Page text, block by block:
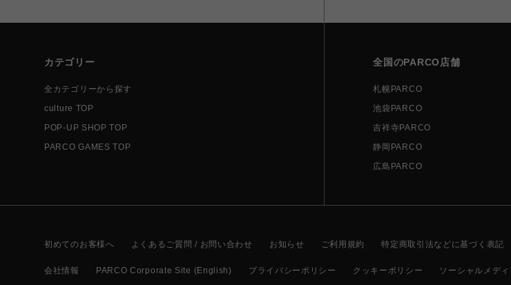
カテゴリー
全カテゴリーから探す
culture TOP
POP-UP SHOP TOP
PARCO GAMES TOP
全国のPARCO店舗
札幌PARCO
池袋PARCO
吉祥寺PARCO
静岡PARCO
広島PARCO
初めてのお客様へ よくあるご質問 / お問い合わせ お知らせ ご利用規約 特定商取引法などに基づく表記
会社情報 PARCO Corporate Site (English) プライバシーポリシー クッキーポリシー ソーシャルメデ